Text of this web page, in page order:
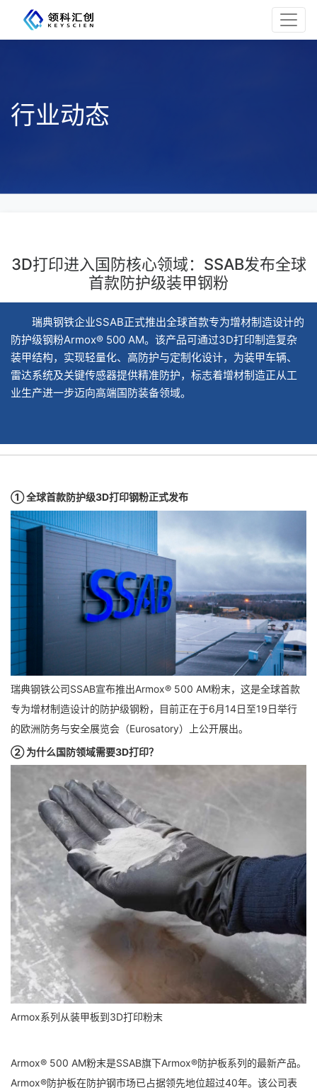
行业动态
3D打印进入国防核心领域：SSAB发布全球
首款防护级装甲钢粉
瑞典钢铁企业SSAB正式推出全球首款专为增材制造设计的
防护级钢粉Armox® 500 AM。该产品可通过3D打印制造复杂
装甲结构，实现轻量化、高防护与定制化设计，为装甲车辆、
雷达系统及关键传感器提供精准防护，标志着增材制造正从工
业生产进一步迈向高端国防装备领域。
① 全球首款防护级3D打印钢粉正式发布
瑞典钢铁公司SSAB宣布推出Armox® 500 AM粉末，这是全球首款
专为增材制造设计的防护级钢粉，目前正在于6月14日至19日举行
的欧洲防务与安全展览会（Eurosatory）上公开展出。
② 为什么国防领域需要3D打印？
Armox系列从装甲板到3D打印粉末
Armox® 500 AM粉末是SSAB旗下Armox®防护板系列的最新产品。
Armox®防护板在防护钢市场已占据领先地位超过40年。该公司表